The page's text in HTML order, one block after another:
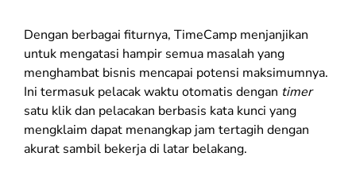
Dengan berbagai fiturnya, TimeCamp menjanjikan
untuk mengatasi hampir semua masalah yang
menghambat bisnis mencapai potensi maksimumnya.
Ini termasuk pelacak waktu otomatis dengan timer
satu klik dan pelacakan berbasis kata kunci yang
mengklaim dapat menangkap jam tertagih dengan
akurat sambil bekerja di latar belakang.